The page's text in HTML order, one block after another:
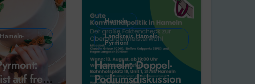
auf freie
Hameln
Landkreis Hameln-
Pyrmont
Hameln: Doppel-
Podiumsdiskussion